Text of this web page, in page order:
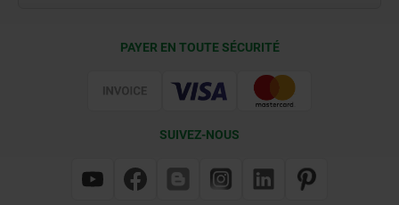
PAYER EN TOUTE SÉCURITÉ
SUIVEZ-NOUS